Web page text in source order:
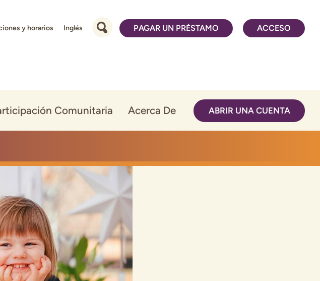
y horarios Inglés PAGAR UN PRÉSTAMO ACCESO
Comunitaria Acerca De ABRIR UNA CUENTA